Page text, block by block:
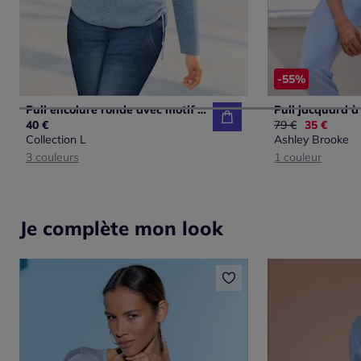
Pull encolure ronde avec motif tricoté et manches longues
40 €
Collection L
3 couleurs
-55%
Ancien prix :
79 € Nouveau
35 €
Ashley Brooke
1 couleur
Je complète mon look